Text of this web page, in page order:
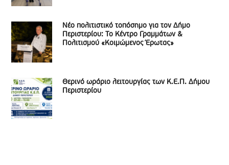
Νέο πολιτιστικό τοπόσημο για τον Δήμο
Περιστερίου: Το Κέντρο Γραμμάτων &
Πολιτισμού «Κοιμώμενος Έρωτας»
Θερινό ωράριο λειτουργίας των Κ.Ε.Π. Δήμου
Περιστερίου